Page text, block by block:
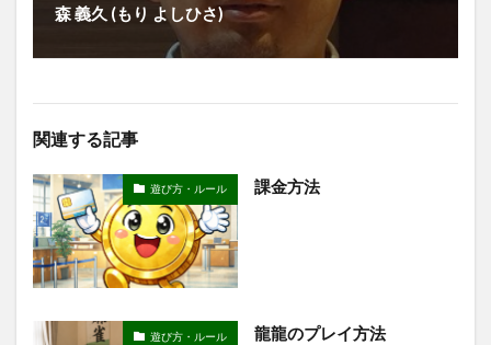
森 義久 (もり よしひさ)
関連する記事
遊び方・ルール 課金方法
遊び方・ルール 龍龍のプレイ方法